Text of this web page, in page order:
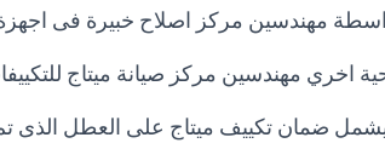
مهندسين مركز اصلاح خبيرة فى اجهزة
اخري مهندسين مركز صيانة ميتاج
يشمل ضمان تكييف ميتاج على العطل الذى